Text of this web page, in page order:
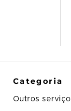
Categoria
Outros